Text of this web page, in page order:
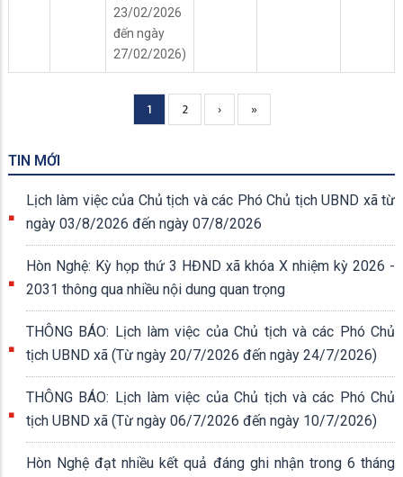
23/02/2026
đến ngày
27/02/2026)
Current
page
1 Page
2
Next
page
›
Trang
cuối
»
TIN MỚI
Lịch làm việc của Chủ tịch và các Phó Chủ tịch UBND xã từ
ngày 03/8/2026 đến ngày 07/8/2026
Hòn Nghệ: Kỳ họp thứ 3 HĐND xã khóa X nhiệm kỳ 2026 -
2031 thông qua nhiều nội dung quan trọng
THÔNG BÁO: Lịch làm việc của Chủ tịch và các Phó Chủ
tịch UBND xã (Từ ngày 20/7/2026 đến ngày 24/7/2026)
THÔNG BÁO: Lịch làm việc của Chủ tịch và các Phó Chủ
tịch UBND xã (Từ ngày 06/7/2026 đến ngày 10/7/2026)
Hòn Nghệ đạt nhiều kết quả đáng ghi nhận trong 6 tháng